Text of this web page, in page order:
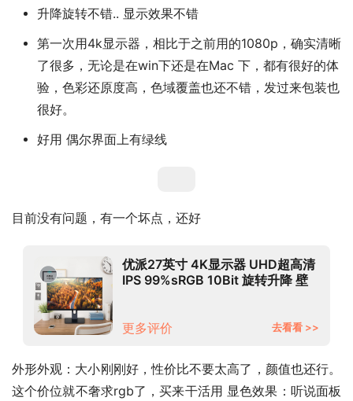
升降旋转不错.. 显示效果不错
第一次用4k显示器，相比于之前用的1080p，确实清晰
了很多，无论是在win下还是在Mac 下，都有很好的体
验，色彩还原度高，色域覆盖也还不错，发过来包装也
很好。
好用 偶尔界面上有绿线
目前没有问题，有一个坏点，还好
优派27英寸 4K显示器 UHD超高清
IPS 99%sRGB 10Bit 旋转升降 壁
更多评价
去看看 >>
外形外观：大小刚刚好，性价比不要太高了，颜值也还行。
这个价位就不奢求rgb了，买来干活用 显色效果：听说面板